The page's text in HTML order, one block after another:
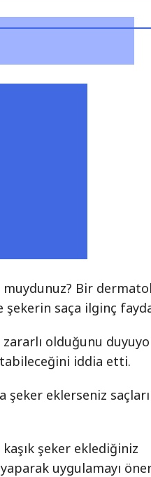
Bir
saça ilginç
olduğunu
iddia etti.
şeker eklerseniz
şeker eklediğiniz
uygulamayı